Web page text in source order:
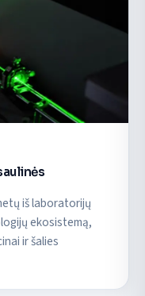
iš laboratorijų
ekosistemą,
ir šalies